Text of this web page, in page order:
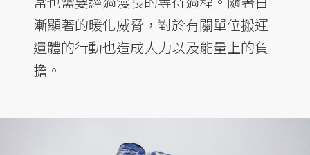
漸顯著的暖化威脅，對於有關單位搬運
遺體的行動也造成人力以及能量上的負
擔。